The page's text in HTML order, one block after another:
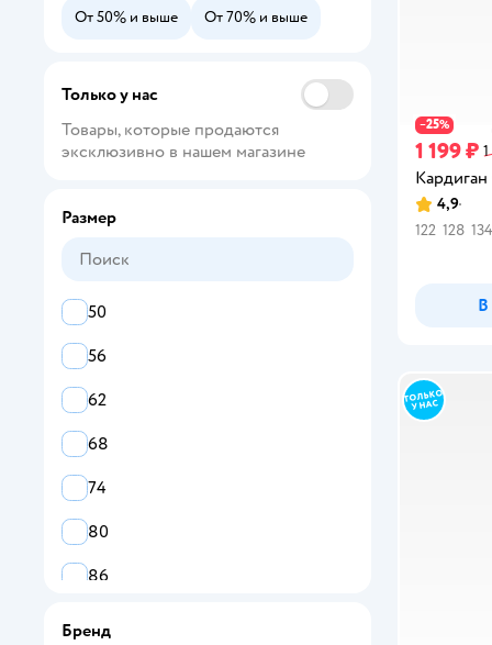
−25%
1 199 ₽
Рейтинг:
4,9
122 128 134
В
От 50% и выше От 70% и выше
Только у нас
Товары, которые продаются
эксклюзивно в нашем магазине
Размер
50
56
62
68
74
80
86
Бренд